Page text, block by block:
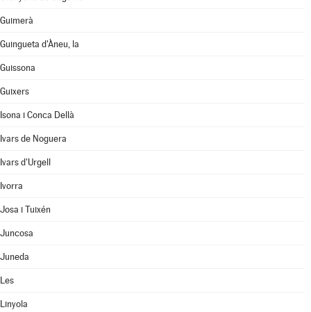
Guimerà
Guingueta d'Àneu, la
Guissona
Guixers
Isona i Conca Dellà
Ivars de Noguera
Ivars d'Urgell
Ivorra
Josa i Tuixén
Juncosa
Juneda
Les
Linyola